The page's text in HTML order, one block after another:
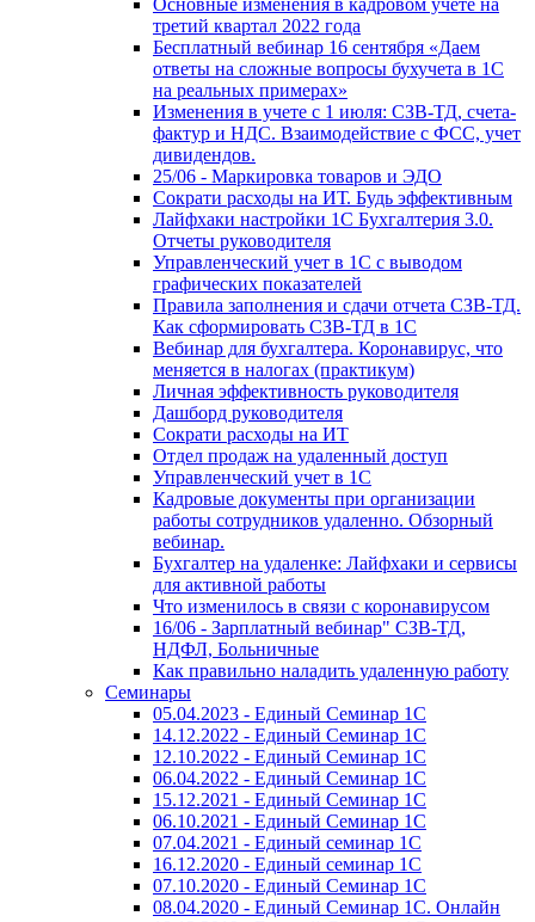
Основные изменения в кадровом учете на
третий квартал 2022 года
Бесплатный вебинар 16 сентября «Даем
ответы на сложные вопросы бухучета в 1С
на реальных примерах»
Изменения в учете с 1 июля: СЗВ-ТД, счета-
фактур и НДС. Взаимодействие с ФСС, учет
дивидендов.
25/06 - Маркировка товаров и ЭДО
Сократи расходы на ИТ. Будь эффективным
Лайфхаки настройки 1С Бухгалтерия 3.0.
Отчеты руководителя
Управленческий учет в 1С с выводом
графических показателей
Правила заполнения и сдачи отчета СЗВ-ТД.
Как сформировать СЗВ-ТД в 1С
Вебинар для бухгалтера. Коронавирус, что
меняется в налогах (практикум)
Личная эффективность руководителя
Дашборд руководителя
Сократи расходы на ИТ
Отдел продаж на удаленный доступ
Управленческий учет в 1С
Кадровые документы при организации
работы сотрудников удаленно. Обзорный
вебинар.
Бухгалтер на удаленке: Лайфхаки и сервисы
для активной работы
Что изменилось в связи с коронавирусом
16/06 - Зарплатный вебинар" СЗВ-ТД,
НДФЛ, Больничные
Как правильно наладить удаленную работу
Семинары
05.04.2023 - Единый Семинар 1С
14.12.2022 - Единый Семинар 1С
12.10.2022 - Единый Семинар 1С
06.04.2022 - Единый Семинар 1С
15.12.2021 - Единый Семинар 1С
06.10.2021 - Единый Семинар 1С
07.04.2021 - Единый семинар 1С
16.12.2020 - Единый семинар 1С
07.10.2020 - Единый Семинар 1С
08.04.2020 - Единый Семинар 1С. Онлайн